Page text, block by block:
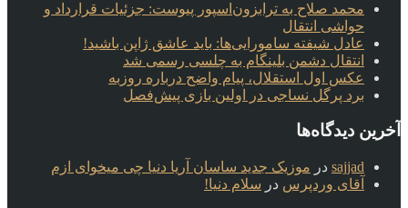
محمد صلاح به ترابزون‌اسپور پیوست: جزئیات قرارداد و
حواشی انتقال
عادل شیفته سامورایی‌ها: باید عاشق ژاپن باشید!
انتقال دشمن بلینگام به چلسی رسمی شد
عکس اول استقلال، پیام واضح درباره روزبه
برد پرگل نساجی در اولین بازی پیش‌فصل
آخرین دیدگاه‌ها
sajjad در موزیک جدید ساسان آریا دنیا چی میخوای ازم
آقای وردپرس در سلام دنیا!